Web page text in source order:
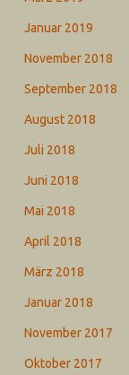
Januar 2019
November 2018
September 2018
August 2018
Juli 2018
Juni 2018
Mai 2018
April 2018
März 2018
Januar 2018
November 2017
Oktober 2017